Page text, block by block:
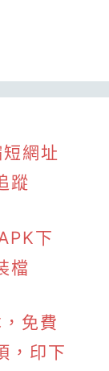
網址
蹤
下
檔
免費
，印下